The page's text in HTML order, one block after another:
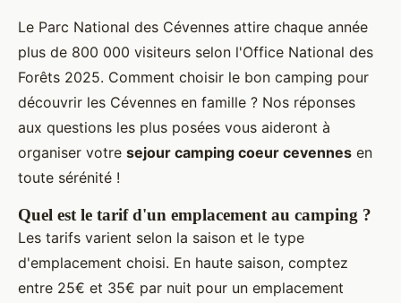
Le Parc National des Cévennes attire chaque année
plus de 800 000 visiteurs selon l'Office National des
Forêts 2025. Comment choisir le bon camping pour
découvrir les Cévennes en famille ? Nos réponses
aux questions les plus posées vous aideront à
organiser votre sejour camping coeur cevennes en
toute sérénité !
Quel est le tarif d'un emplacement au camping ?
Les tarifs varient selon la saison et le type
d'emplacement choisi. En haute saison, comptez
entre 25€ et 35€ par nuit pour un emplacement